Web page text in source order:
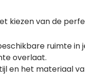
kiezen van de
ruimte
overlaat.
en het materiaal